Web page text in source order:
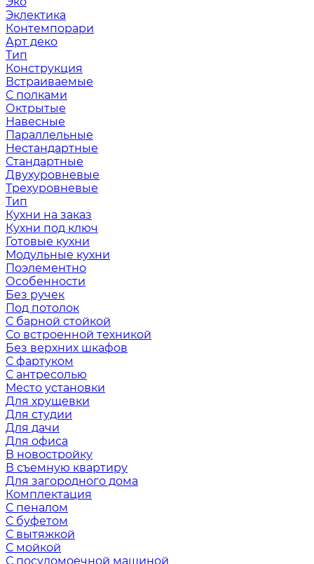
Эклектика
Контемпорари
Арт деко
Тип
Конструкция
Встраиваемые
С полками
Октрытые
Навесные
Параллельные
Нестандартные
Стандартные
Двухуровневые
Трехуровневые
Тип
Кухни на заказ
Кухни под ключ
Готовые кухни
Модульные кухни
Поэлементно
Особенности
Без ручек
Под потолок
С барной стойкой
Со встроенной техникой
Без верхних шкафов
С фартуком
С антресолью
Место установки
Для хрущевки
Для студии
Для дачи
Для офиса
В новостройку
В съемную квартиру
Для загородного дома
Комплектация
С пеналом
С буфетом
С вытяжкой
С мойкой
С посудомоечной машиной